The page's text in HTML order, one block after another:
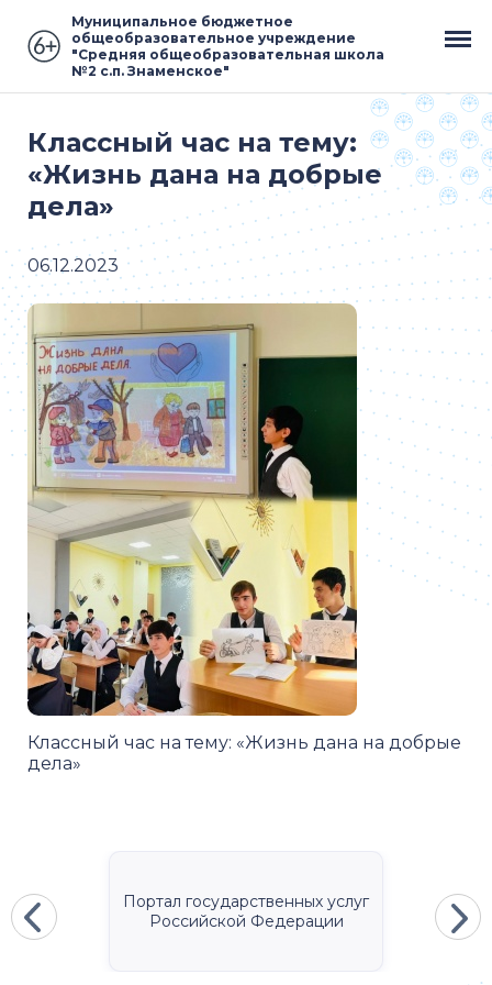
Муниципальное бюджетное
общеобразовательное учреждение
"Средняя общеобразовательная школа
№2 с.п. Знаменское"
Классный час на тему:
«Жизнь дана на добрые
дела»
06.12.2023
Классный час на тему: «Жизнь дана на добрые
дела»
Портал государственных услуг
Российской Федерации